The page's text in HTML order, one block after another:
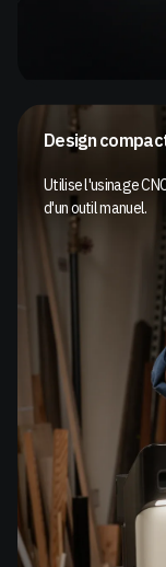
Design
Utilise l'usinage
d'un outil manuel.